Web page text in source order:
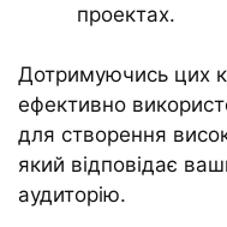
проектах.
Дотримуючись цих
ефективно
для створення
який відповідає
аудиторію.